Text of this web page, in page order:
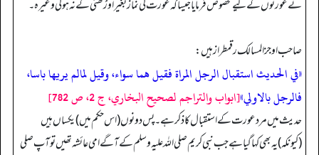
نے عورتوں کے لیے مخصوص فرمایا جیسا کہ عورت کی نماز بغیر اوڑھنی کے نہ ہو گی وغیرہ۔
صاحب اوجزالمسالک رقمطراز ہیں:
«في الحديث استقبال الرجل المراة فقيل هما سواء، وقيل لمالم يريها باسا،
فالرجل بالاولي»[ابواب والتراجم لصحيح البخاري، ج 2، ص 782]
حدیث میں مرد عورت کے استقبال کا ذکر ہے۔ پس دونوں (اس حکم میں) یکساں ہیں
(کیونکہ) یہ بھی کہا گیا ہے جب نبی کریم صلی اللہ علیہ وسلم کے آگے امی عائشہ تھیں تو آپ صلی